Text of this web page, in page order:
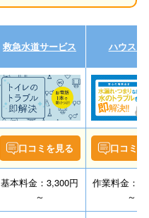
救急水道サービス ハウスラ
口コミを見る 口コミ
基本料金：3,300円
～
作業料金：
～